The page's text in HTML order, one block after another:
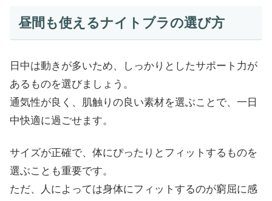
昼間も使えるナイトブラの選び方
日中は動きが多いため、しっかりとしたサポート力が
あるものを選びましょう。
通気性が良く、肌触りの良い素材を選ぶことで、一日
中快適に過ごせます。
サイズが正確で、体にぴったりとフィットするものを
選ぶことも重要です。
ただ、人によっては身体にフィットするのが窮屈に感